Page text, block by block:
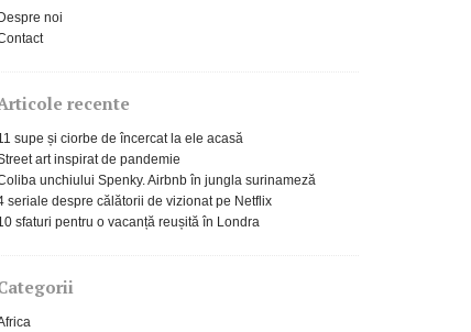
Despre noi
recente
supe și ciorbe de încercat la ele acasă
art inspirat de pandemie
unchiului Spenky. Airbnb în jungla surinameză
seriale despre călătorii de vizionat pe Netflix
sfaturi pentru o vacanță reușită în Londra